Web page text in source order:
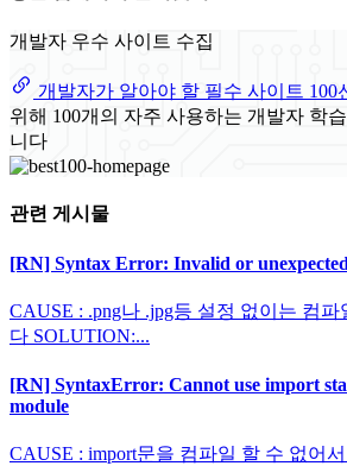
개발자 우수 사이트 수집
개발자가 알아야 할 필수 사이트 100
위해 100개의 자주 사용하는 개발자 학
니다
관련 게시물
[RN] Syntax Error: Invalid or
CAUSE : .png나 .jpg등 설정 없이는 컴파
다 SOLUTION:...
[RN] SyntaxError: Cannot use import
module
CAUSE : import문을 컴파일 할 수 없어